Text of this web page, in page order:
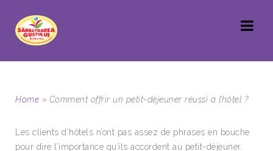
Home » Comment offrir un petit-déjeuner réussi à l’hôtel ?
Les clients d’hôtels n’ont pas assez de phrases en bouche
pour dire l’importance qu’ils accordent au petit-déjeuner.